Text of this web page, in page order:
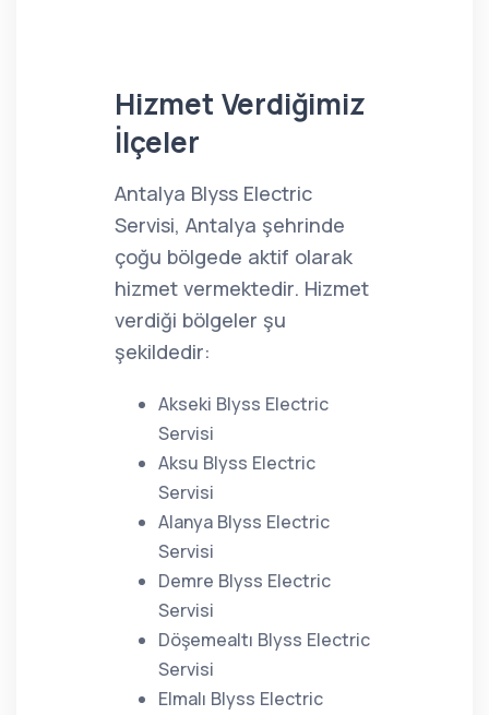
Hizmet Verdiğimiz
İlçeler
Antalya Blyss Electric
Servisi, Antalya şehrinde
çoğu bölgede aktif olarak
hizmet vermektedir. Hizmet
verdiği bölgeler şu
şekildedir:
Akseki Blyss Electric
Servisi
Aksu Blyss Electric
Servisi
Alanya Blyss Electric
Servisi
Demre Blyss Electric
Servisi
Döşemealtı Blyss Electric
Servisi
Elmalı Blyss Electric